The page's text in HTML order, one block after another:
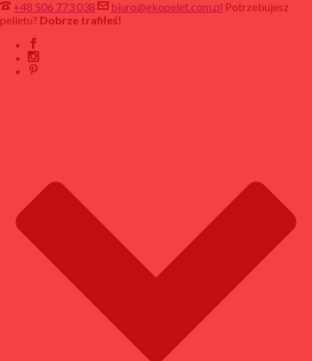
+48 506 773 038 biuro@ekopelet.com.pl Potrzebujesz
pelletu? Dobrze trafiłeś!